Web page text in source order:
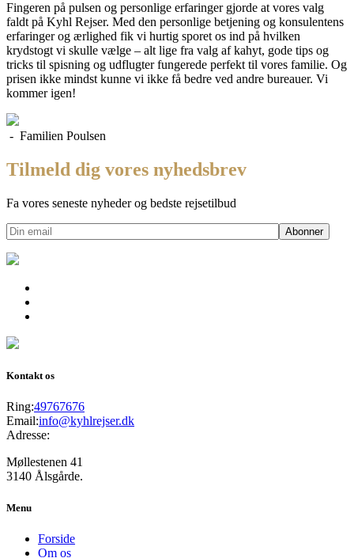
Fingeren på pulsen og personlige erfaringer gjorde at vores valg
faldt på Kyhl Rejser. Med den personlige betjening og konsulentens
erfaringer og ærlighed fik vi hurtig sporet os ind på hvilken
krydstogt vi skulle vælge – alt lige fra valg af kahyt, gode tips og
tricks til spisning og udflugter fungerede perfekt til vores familie. Og
prisen ikke mindst kunne vi ikke få bedre ved andre bureauer. Vi
kommer igen!
- Familien Poulsen
Tilmeld dig vores nyhedsbrev
Fa vores seneste nyheder og bedste rejsetilbud
Kontakt os
Ring:49767676
Email:info@kyhlrejser.dk
Adresse:
Møllestenen 41
3140 Ålsgårde.
Menu
Forside
Om os